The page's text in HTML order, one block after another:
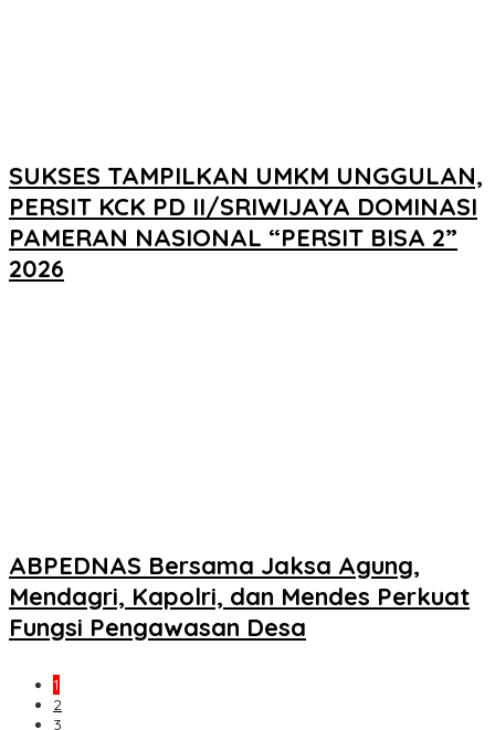
SUKSES TAMPILKAN UMKM UNGGULAN,
PERSIT KCK PD II/SRIWIJAYA DOMINASI
PAMERAN NASIONAL “PERSIT BISA 2”
2026
ABPEDNAS Bersama Jaksa Agung,
Mendagri, Kapolri, dan Mendes Perkuat
Fungsi Pengawasan Desa
1
2
3